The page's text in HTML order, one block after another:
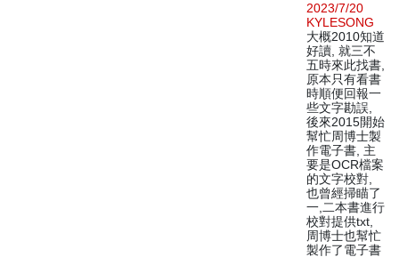
2023/7/20
KYLESONG
大概2010知道
好讀, 就三不
五時來此找書,
原本只有看書
時順便回報一
些文字勘誤,
後來2015開始
幫忙周博士製
作電子書, 主
要是OCR檔案
的文字校對,
也曾經掃瞄了
一,二本書進行
校對提供txt,
周博士也幫忙
製作了電子書